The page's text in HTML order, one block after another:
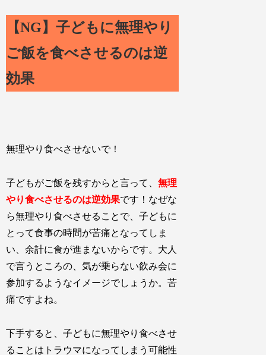
【NG】子どもに無理やり
ご飯を食べさせるのは逆
効果
無理やり食べさせないで！
子どもがご飯を残すからと言って、無理
やり食べさせるのは逆効果です！なぜな
ら無理やり食べさせることで、子どもに
とって食事の時間が苦痛となってしま
い、余計に食が進まないからです。大人
で言うところの、気が乗らない飲み会に
参加するようなイメージでしょうか。苦
痛ですよね。
下手すると、子どもに無理やり食べさせ
ることはトラウマになってしまう可能性